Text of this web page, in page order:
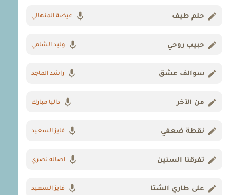
حلم طيف عيضة المنهالي
حبيب روحي وليد الشامي
سوالف عشق راشد الماجد
من الآخر داليا مبارك
نقطة ضعفي فايز السعيد
تفرقنا السنين اصاله نصري
على طاري الشتا فايز السعيد